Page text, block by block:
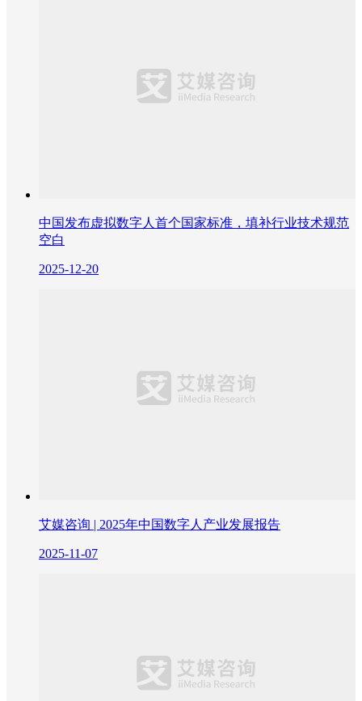
中国发布虚拟数字人首个国家标准，填补行业技术规范
空白
2025-12-20
艾媒咨询 | 2025年中国数字人产业发展报告
2025-11-07